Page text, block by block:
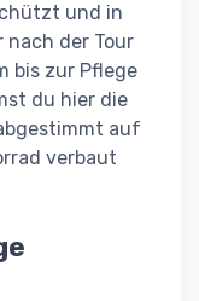
und in
nach der Tour
bis zur Pflege
du hier die
auf
verbaut